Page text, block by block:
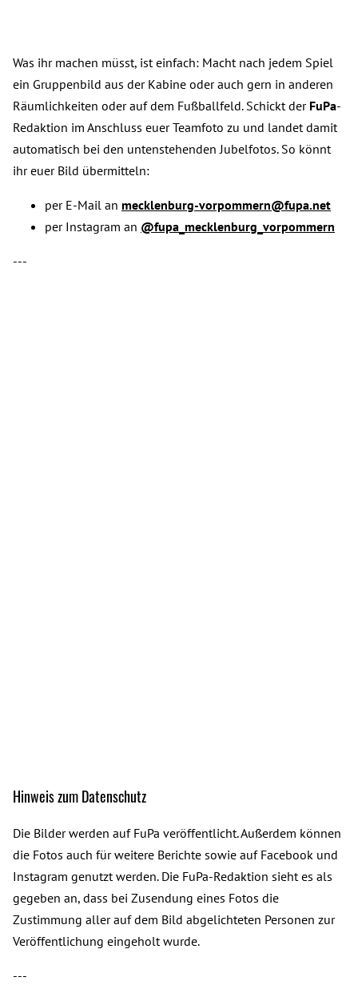
Was ihr machen müsst, ist einfach: Macht nach jedem Spiel
ein Gruppenbild aus der Kabine oder auch gern in anderen
Räumlichkeiten oder auf dem Fußballfeld. Schickt der FuPa-
Redaktion im Anschluss euer Teamfoto zu und landet damit
automatisch bei den untenstehenden Jubelfotos. So könnt
ihr euer Bild übermitteln:
per E-Mail an mecklenburg-vorpommern@fupa.net
per Instagram an @fupa_mecklenburg_vorpommern
---
Hinweis zum Datenschutz
Die Bilder werden auf FuPa veröffentlicht. Außerdem können
die Fotos auch für weitere Berichte sowie auf Facebook und
Instagram genutzt werden. Die FuPa-Redaktion sieht es als
gegeben an, dass bei Zusendung eines Fotos die
Zustimmung aller auf dem Bild abgelichteten Personen zur
Veröffentlichung eingeholt wurde.
---